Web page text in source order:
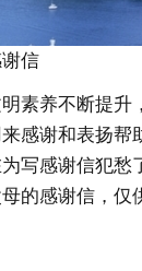
信
素养不断提升
感谢和表扬帮
写感谢信犯愁
的感谢信，仅